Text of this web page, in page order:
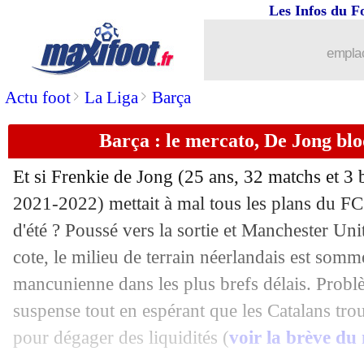
Actu foot> La Liga> Barça
Les Infos du
Barça : le mercato, De Jong
Et si Frenkie de Jong (25 ans, 32 matchs et 3
2021-2022) mettait à mal tous les plans du
d'été ? Poussé vers la sortie et Manchester
cote, le milieu de terrain néerlandais est
mancunienne dans les plus brefs délais.
suspense tout en espérant que les Catalans
pour dégager des liquidités (voir la brève du
: Man Utd pense aussi à Clauss
15/07 EdF (f): Euro terminé pour Katoto !
: le club dément pour Irles
15/07 Amical: le premier onze de Galtier
15/07 Barça: Lewandowski, c'est bientôt
15/07 Man Utd : Eriksen jusqu'en 2025
15/07 Barça : Raphinha a signé 5 ans
15/07 Barça: Braithwaite mis de côté pour